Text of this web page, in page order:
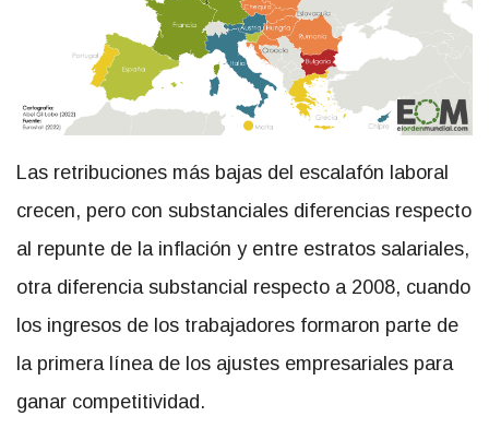
Las retribuciones más bajas del escalafón laboral
crecen, pero con substanciales diferencias respecto
al repunte de la inflación y entre estratos salariales,
otra diferencia substancial respecto a 2008, cuando
los ingresos de los trabajadores formaron parte de
la primera línea de los ajustes empresariales para
ganar competitividad.